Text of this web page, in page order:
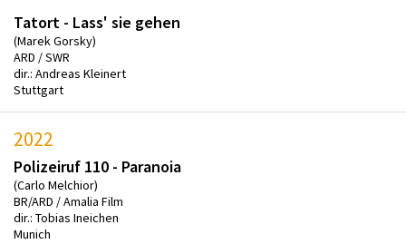
Tatort - Lass' sie gehen
(Marek Gorsky)
ARD / SWR
dir.: Andreas Kleinert
Stuttgart
2022
Polizeiruf 110 - Paranoia
(Carlo Melchior)
BR/ARD / Amalia Film
dir.: Tobias Ineichen
Munich